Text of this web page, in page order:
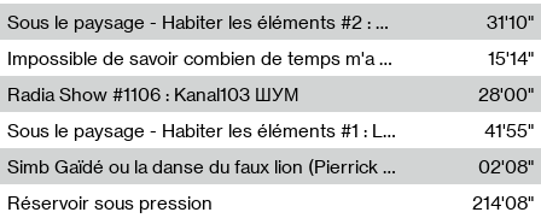
Radio Helsinki
Sous le paysage - Habiter les éléments #2 : Vers le tournant élémentaire
Nastassja Martin
31'10"
Impossible de savoir combien de temps m'a échappé
Mélanie Blaison,Mateo Cuin
15'14"
Radia Show #1106 : Kanal103 ШУМ
Kanal103
28'00"
Sous le paysage - Habiter les éléments #1 : Les éléments et les débordements du vivant
Nastassja Martin
41'55"
Simb Gaïdé ou la danse du faux lion (Pierrick Mouton)
Pierrick Mouton,Simb Gaïdé
02'08"
Réservoir sous pression
214'08"